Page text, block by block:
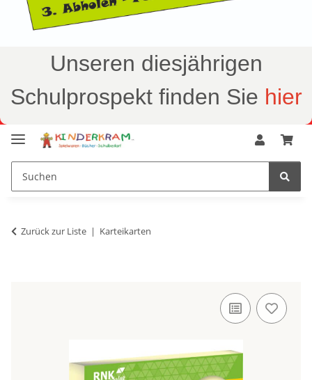
Unseren diesjährigen
Schulprospekt finden Sie hier
Zurück zur Liste Karteikarten